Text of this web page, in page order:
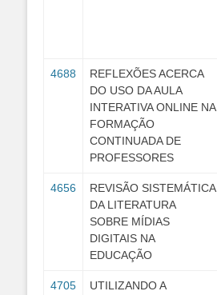
4688
REFLEXÕES ACERCA
DO USO DA AULA
INTERATIVA ONLINE NA
FORMAÇÃO
CONTINUADA DE
PROFESSORES
4656
REVISÃO SISTEMÁTICA
DA LITERATURA
SOBRE MÍDIAS
DIGITAIS NA
EDUCAÇÃO
4705
UTILIZANDO A